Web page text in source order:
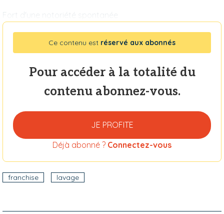
Fort d'une notoriété spontanée
Ce contenu est réservé aux abonnés
Pour accéder à la totalité du
contenu abonnez-vous.
JE PROFITE
Déjà abonné ? Connectez-vous
franchise lavage